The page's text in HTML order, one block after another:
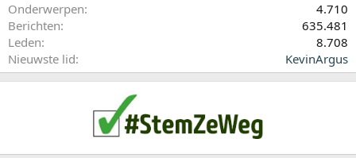
Onderwerpen
4.710
Berichten
635.481
Leden
8.708
Nieuwste lid
KevinArgus